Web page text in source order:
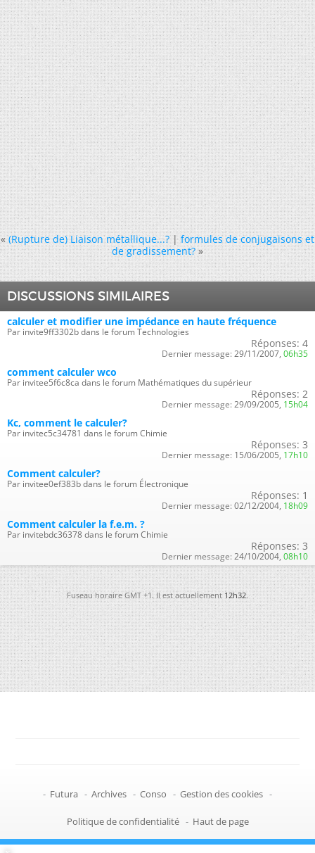
« (Rupture de) Liaison métallique...?|formules de conjugaisons et
de gradissement? »
DISCUSSIONS SIMILAIRES
calculer et modifier une impédance en haute fréquence
Par invite9ff3302b dans le forum Technologies
Réponses: 4
Dernier message: 29/11/2007, 06h35
comment calculer wco
Par invitee5f6c8ca dans le forum Mathématiques du supérieur
Réponses: 2
Dernier message: 29/09/2005, 15h04
Kc, comment le calculer?
Par invitec5c34781 dans le forum Chimie
Réponses: 3
Dernier message: 15/06/2005, 17h10
Comment calculer?
Par invitee0ef383b dans le forum Électronique
Réponses: 1
Dernier message: 02/12/2004, 18h09
Comment calculer la f.e.m. ?
Par invitebdc36378 dans le forum Chimie
Réponses: 3
Dernier message: 24/10/2004, 08h10
Fuseau horaire GMT +1. Il est actuellement12h32.
- Futura - Archives - Conso - Gestion des cookies -
Politique de confidentialité - Haut de page